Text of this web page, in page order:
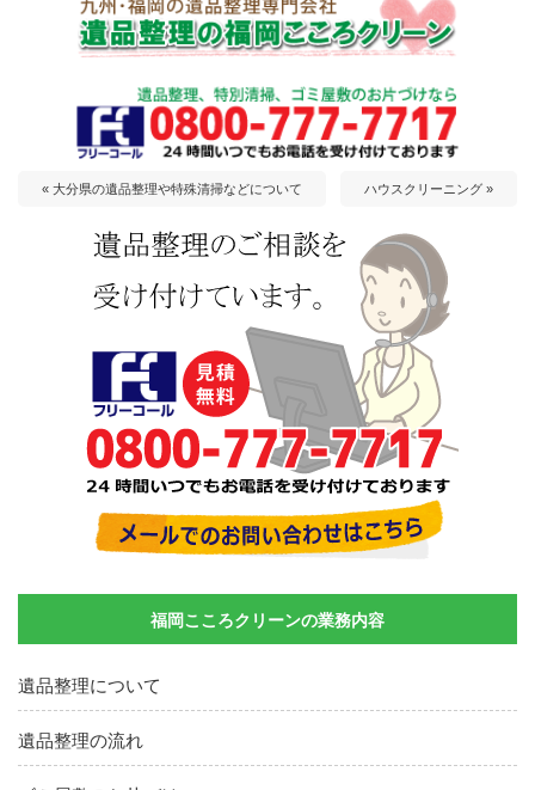
« 大分県の遺品整理や特殊清掃などについて ハウスクリーニング »
福岡こころクリーンの業務内容
遺品整理について
遺品整理の流れ